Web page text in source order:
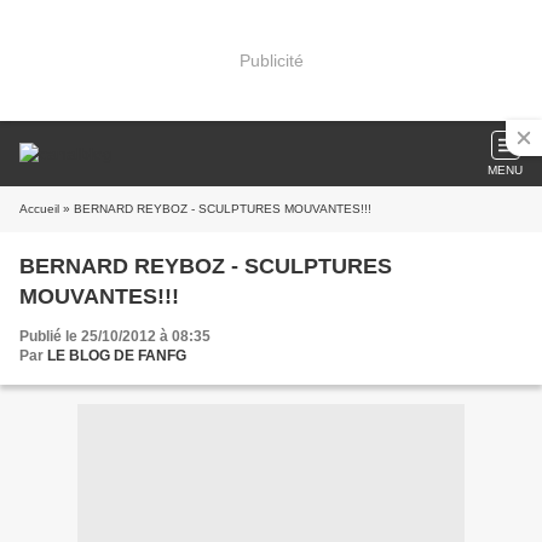
Publicité
MENU
Accueil » BERNARD REYBOZ - SCULPTURES MOUVANTES!!!
BERNARD REYBOZ - SCULPTURES
MOUVANTES!!!
Publié le 25/10/2012 à 08:35
Par LE BLOG DE FANFG